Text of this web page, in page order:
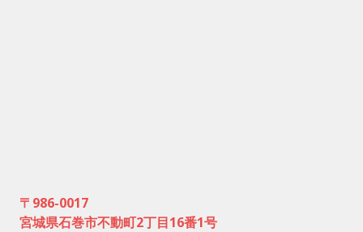
〒986-0017
宮城県石巻市不動町2丁目16番1号